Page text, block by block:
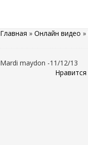
Главная » Онлайн видео »
Mardi maydon -11/12/13
Нравится